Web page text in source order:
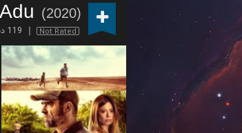
Adu (2020)
Not Rated 119 دقیقه